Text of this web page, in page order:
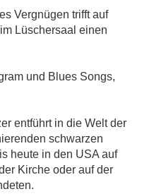
Vergnügen trifft auf
Lüschersaal einen
und Blues Songs,
entführt in die Welt der
schwarzen
heute in den USA auf
Kirche oder auf der